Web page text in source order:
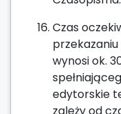
Czas
wynosi ok.
edytorskie
zależy od